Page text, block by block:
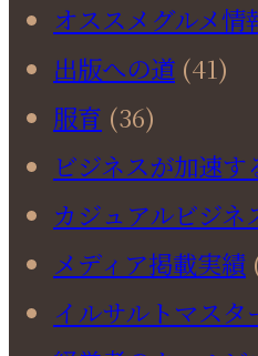
オススメグルメ情
出版への道 (41)
服育 (36)
ビジネスが加速す
カジュアルビジネ
メディア掲載実績
イルサルトマスタ